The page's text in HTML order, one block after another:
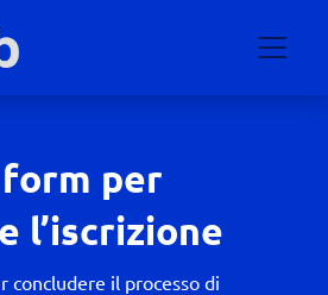
per
l’iscrizione
concludere il processo di